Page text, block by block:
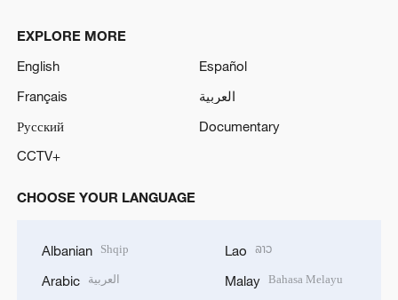
EXPLORE MORE
English
Español
Français
العربية
Русский
Documentary
CCTV+
CHOOSE YOUR LANGUAGE
Albanian Shqip
Arabic العربية
Lao ລາວ
Malay Bahasa Melayu